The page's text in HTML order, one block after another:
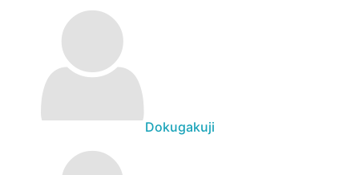
Dokugakuji